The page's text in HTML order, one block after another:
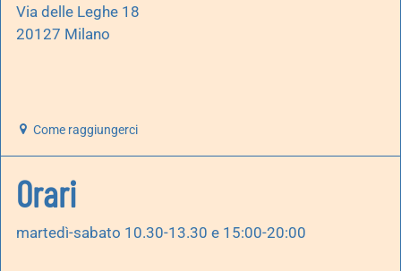
Via delle Leghe 18
20127 Milano
Come raggiungerci
Orari
martedì-sabato 10.30-13.30 e 15:00-20:00